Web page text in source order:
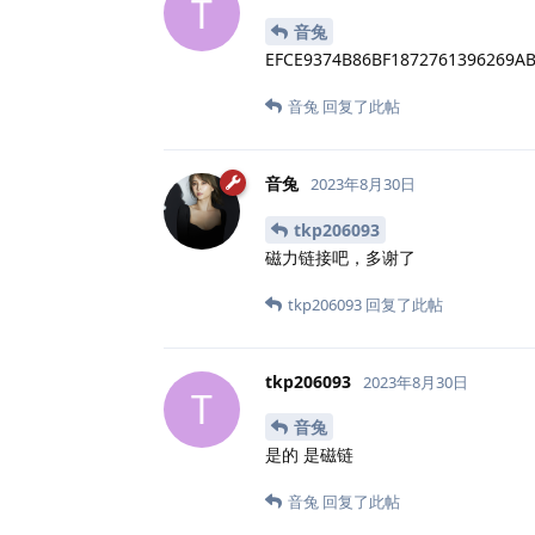
T
音兔
音兔 回复了此帖
音兔 2023年8月30日
tkp206093
磁力链接吧，多谢了
tkp206093 回复了此帖
T
tkp206093 2023年8月30日
音兔
是的 是磁链
音兔 回复了此帖